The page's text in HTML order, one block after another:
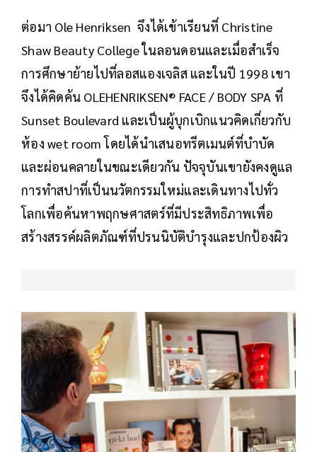
ต่อมา Ole Henriksen จึงได้เข้าเรียนที่ Christine
Shaw Beauty College ในลอนดอนและเมื่อสำเร็จ
การศึกษาย้ายไปที่ลอสแองเจลิส และในปี 1998 เขา
จึงได้คิดค้น OLEHENRIKSEN® FACE / BODY SPA ที่
Sunset Boulevard และเป็นผู้บุกเบิกแนวคิดเกี่ยวกับ
ห้อง wet room โดยได้นำเสนอทรีตเมนต์ที่บำบัด
และผ่อนคลายในขณะเดียวกัน ปัจจุบันเขายังคงดูแล
การทำสปาที่เป็นนวัตกรรมใหม่และเดินทางไปทั่ว
โลกเพื่อค้นหาพฤกษศาสตร์ที่มีประสิทธิภาพเพื่อ
สร้างสรรค์ผลิตภัณฑ์ที่ปรนนิบัติบำรุงและปกป้องผิว